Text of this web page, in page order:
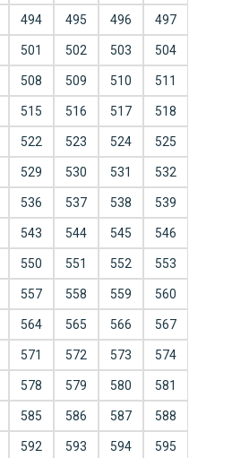
494 495 496 497
501 502 503 504
508 509 510 511
515 516 517 518
522 523 524 525
529 530 531 532
536 537 538 539
543 544 545 546
550 551 552 553
557 558 559 560
564 565 566 567
571 572 573 574
578 579 580 581
585 586 587 588
592 593 594 595